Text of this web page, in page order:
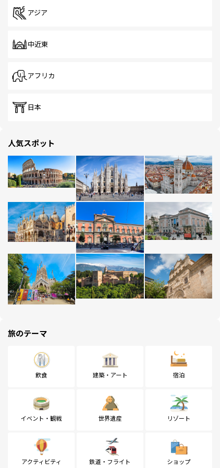
アジア
中近東
アフリカ
日本
人気スポット
旅のテーマ
飲食 建築・アート 宿泊
イベント・観戦 世界遺産 リゾート
アクティビティ 鉄道・フライト ショップ